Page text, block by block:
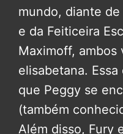
mundo, diante
e da Feiticeira
Maximoff, ambos
elisabetana.
que Peggy se
(também
Além disso, Fury